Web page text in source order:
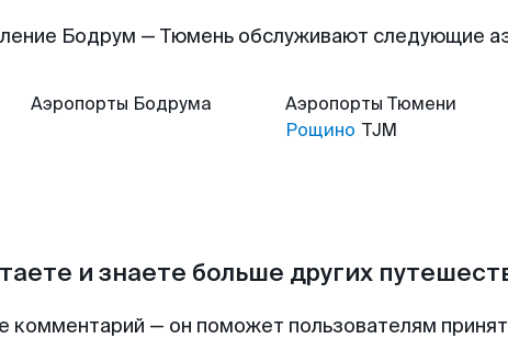
Бодрум — Тюмень обслуживают следующие
Аэропорты Бодрума Аэропорты Тюмени
Рощино TJM
и знаете больше других
комментарий — он поможет пользователям